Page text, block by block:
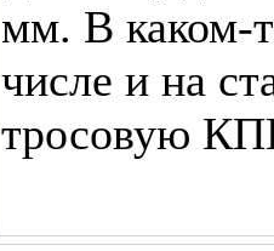
мм. В каком-
числе и на
тросовую